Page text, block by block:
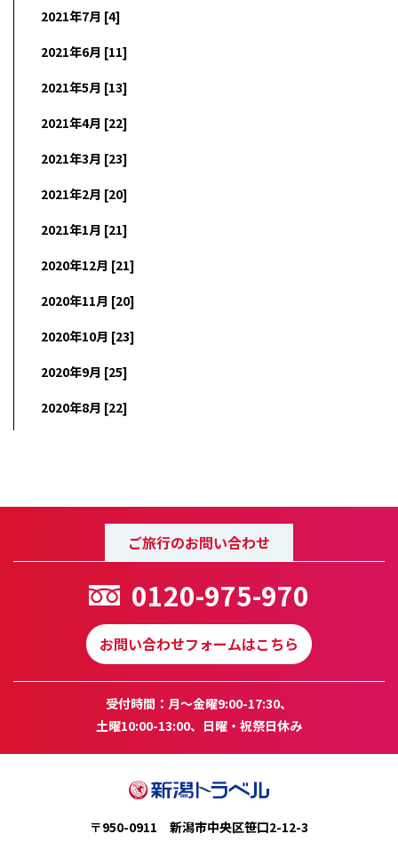
2021年7月 [4]
2021年6月 [11]
2021年5月 [13]
2021年4月 [22]
2021年3月 [23]
2021年2月 [20]
2021年1月 [21]
2020年12月 [21]
2020年11月 [20]
2020年10月 [23]
2020年9月 [25]
2020年8月 [22]
ご旅行のお問い合わせ
0120-975-970
お問い合わせフォームはこちら
受付時間：月～金曜9:00-17:30、
土曜10:00-13:00、日曜・祝祭日休み
〒950-0911 新潟市中央区笹口2-12-3